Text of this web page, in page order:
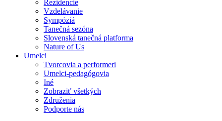
Rezidencie
Vzdelávanie
Sympóziá
Tanečná sezóna
Slovenská tanečná platforma
Nature of Us
Umelci
Tvorcovia a performeri
Umelci-pedagógovia
Iné
Zobraziť všetkých
Združenia
Podporte nás